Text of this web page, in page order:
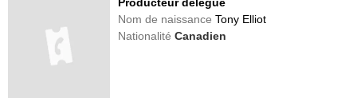
Nom de naissanceTony Elliot
NationalitéCanadien